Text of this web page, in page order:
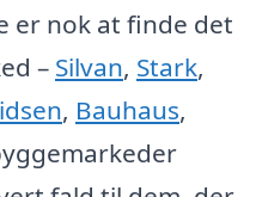
er nok at finde det
– Silvan, Stark,
, Bauhaus,